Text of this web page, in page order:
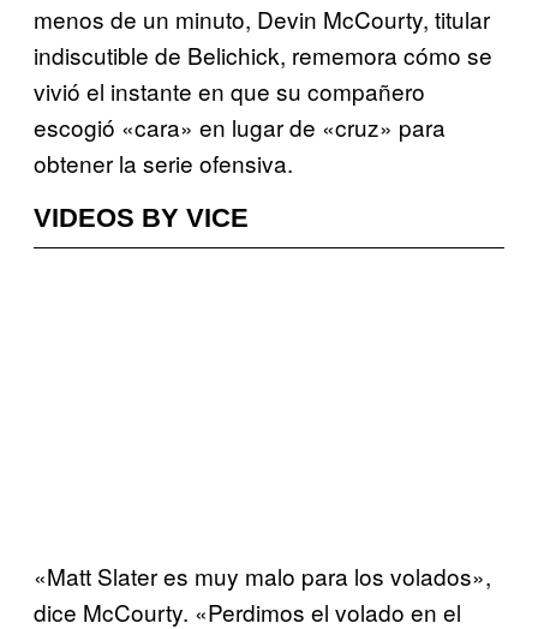
menos de un minuto, Devin McCourty, titular
indiscutible de Belichick, rememora cómo se
vivió el instante en que su compañero
escogió «cara» en lugar de «cruz» para
obtener la serie ofensiva.
VIDEOS BY VICE
«Matt Slater es muy malo para los volados»,
dice McCourty. «Perdimos el volado en el